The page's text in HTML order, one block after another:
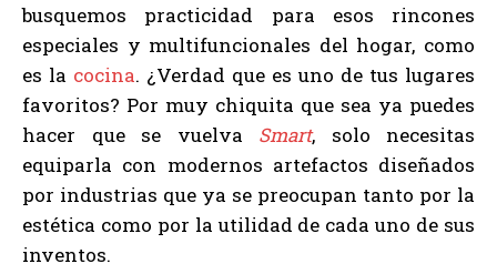
busquemos practicidad para esos rincones
especiales y multifuncionales del hogar, como
es la cocina. ¿Verdad que es uno de tus lugares
favoritos? Por muy chiquita que sea ya puedes
hacer que se vuelva Smart, solo necesitas
equiparla con modernos artefactos diseñados
por industrias que ya se preocupan tanto por la
estética como por la utilidad de cada uno de sus
inventos.